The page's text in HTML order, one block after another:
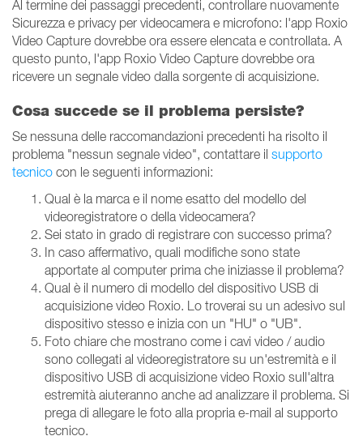
Al termine dei passaggi precedenti, controllare nuovamente
Sicurezza e privacy per videocamera e microfono: l'app Roxio
Video Capture dovrebbe ora essere elencata e controllata. A
questo punto, l'app Roxio Video Capture dovrebbe ora
ricevere un segnale video dalla sorgente di acquisizione.
Cosa succede se il problema persiste?
Se nessuna delle raccomandazioni precedenti ha risolto il
problema "nessun segnale video", contattare il supporto
tecnico con le seguenti informazioni:
Qual è la marca e il nome esatto del modello del
videoregistratore o della videocamera?
Sei stato in grado di registrare con successo prima?
In caso affermativo, quali modifiche sono state
apportate al computer prima che iniziasse il problema?
Qual è il numero di modello del dispositivo USB di
acquisizione video Roxio. Lo troverai su un adesivo sul
dispositivo stesso e inizia con un "HU" o "UB".
Foto chiare che mostrano come i cavi video / audio
sono collegati al videoregistratore su un'estremità e il
dispositivo USB di acquisizione video Roxio sull'altra
estremità aiuteranno anche ad analizzare il problema. Si
prega di allegare le foto alla propria e-mail al supporto
tecnico.